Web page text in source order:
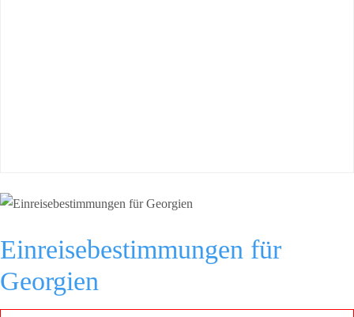
Einreisebestimmungen für
Georgien